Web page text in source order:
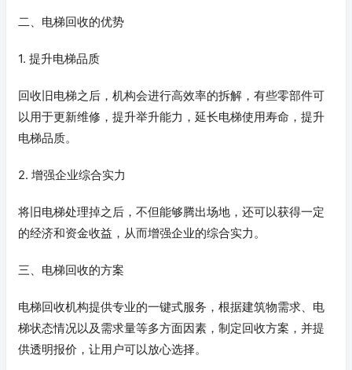
二、电梯回收的优势
1. 提升电梯品质
回收旧电梯之后，机构会进行高效率的拆解，有些零部件可
以用于更新维修，提升举升能力，延长电梯使用寿命，提升
电梯品质。
2. 增强企业综合实力
将旧电梯处理掉之后，不但能够腾出场地，还可以获得一定
的经济和资金收益，从而增强企业的综合实力。
三、电梯回收的方案
电梯回收机构提供专业的一键式服务，根据建筑物需求、电
梯状态情况以及需求量等多方面因素，制定回收方案，并提
供透明报价，让用户可以放心选择。